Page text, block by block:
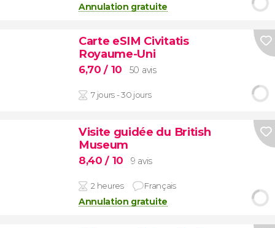
Annulation gratuite
Carte eSIM Civitatis
Royaume-Uni
6,70/ 10 50 avis
7 jours - 30 jours
Visite guidée du British
Museum
8,40/ 10 9 avis
2 heures Français
Annulation gratuite